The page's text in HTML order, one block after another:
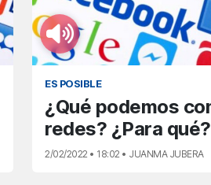
ES POSIBLE
¿Qué podemos
redes? ¿Para qué?
2/02/2022 • 18:02 • JUANMA JUBERA